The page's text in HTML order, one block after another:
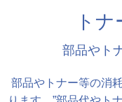
ト
部品やト
部品やトナー等の消